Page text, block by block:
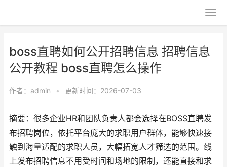
boss直聘如何公开招聘信息 招聘信息
公开教程 boss直聘怎么操作
作者： admin • 更新时间：2026-07-03
摘要：很多企业HR和团队负责人都会选择在BOSS直聘发
布招聘岗位，依托平台庞大的求职用户群体，能够快速接
触到海量适配的求职人员，大幅拓宽人才筛选的范围。线
上发布招聘信息不用受时间和场地的限制，还能直接和求